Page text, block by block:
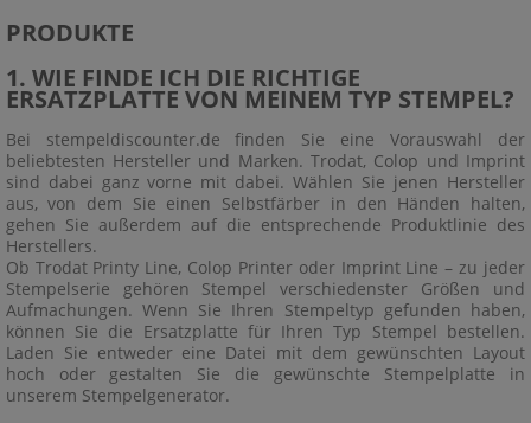
PRODUKTE
1. WIE FINDE ICH DIE RICHTIGE
ERSATZPLATTE VON MEINEM TYP STEMPEL?
Bei stempeldiscounter.de finden Sie eine Vorauswahl der
beliebtesten Hersteller und Marken. Trodat, Colop und Imprint
sind dabei ganz vorne mit dabei. Wählen Sie jenen Hersteller
aus, von dem Sie einen Selbstfärber in den Händen halten,
gehen Sie außerdem auf die entsprechende Produktlinie des
Herstellers.
Ob Trodat Printy Line, Colop Printer oder Imprint Line – zu jeder
Stempelserie gehören Stempel verschiedenster Größen und
Aufmachungen. Wenn Sie Ihren Stempeltyp gefunden haben,
können Sie die Ersatzplatte für Ihren Typ Stempel bestellen.
Laden Sie entweder eine Datei mit dem gewünschten Layout
hoch oder gestalten Sie die gewünschte Stempelplatte in
unserem Stempelgenerator.